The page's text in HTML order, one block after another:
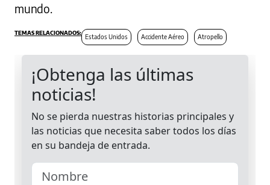
mundo.
Estados Unidos Accidente Aéreo Atropello